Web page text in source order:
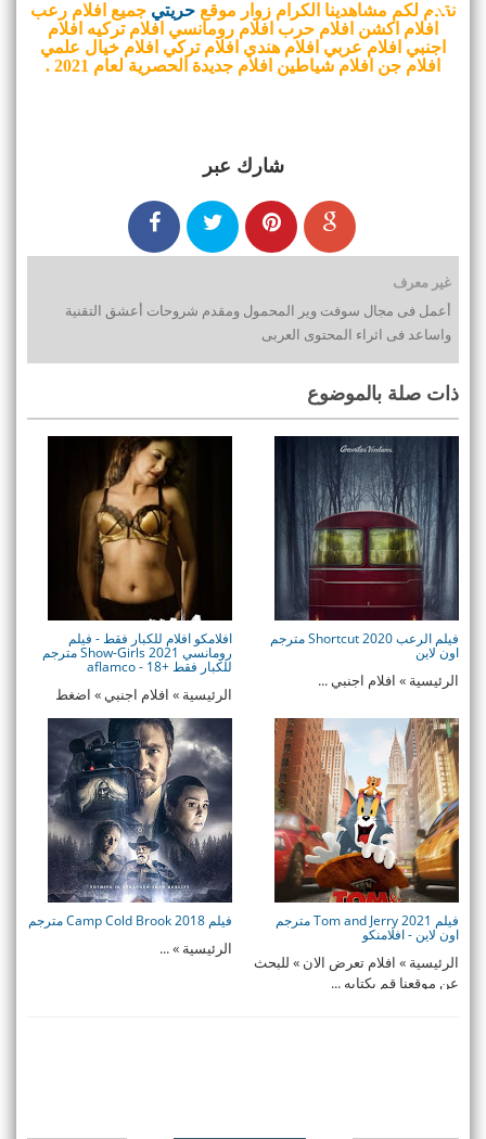
نقدم لكم مشاهدينا الكرام زوار موقع حريتي جميع افلام رعب
افلام اكشن افلام حرب افلام رومانسي افلام تركيه افلام
اجنبي افلام عربي افلام هندي افلام تركي افلام خيال علمي
افلام جن افلام شياطين افلام جديدة الحصرية لعام 2021 .
شارك عبر
غير معرف
أعمل فى مجال سوفت وير المحمول ومقدم شروحات أعشق التقنية
واساعد فى اثراء المحتوى العربى
ذات صلة بالموضوع
فيلم الرعب Shortcut 2020 مترجم
اون لاين
الرئيسية » افلام اجنبي ...
افلامكو افلام للكبار فقط - فيلم
رومانسي 2021 Show-Girls مترجم
للكبار فقط +18 - aflamco
الرئيسية » افلام اجنبي » اضغط
وسجل بياناتك للزواج من س ...
فيلم Tom and Jerry 2021 مترجم
اون لاين - افلامنكو
الرئيسية » افلام تعرض الان » للبحث
عن موقعنا قم بكتابه ...
فيلم Camp Cold Brook 2018 مترجم
الرئيسية » ...